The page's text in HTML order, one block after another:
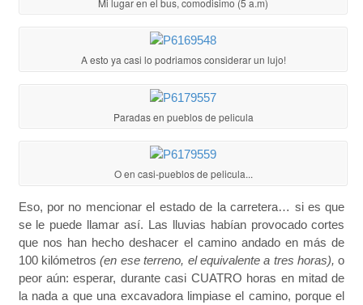
A esto ya casi lo podriamos considerar un lujo!
Paradas en pueblos de pelicula
O en casi-pueblos de pelicula...
Eso, por no mencionar el estado de la carretera… si es que
se le puede llamar así. Las lluvias habían provocado cortes
que nos han hecho deshacer el camino andado en más de
100 kilómetros(en ese terreno, el equivalente a tres horas), o
peor aún: esperar, durante casi CUATRO horas en mitad de
la nada a que una excavadora limpiase el camino, porque el